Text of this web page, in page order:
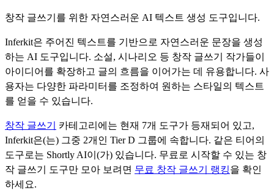
창작 글쓰기를 위한 자연스러운 AI 텍스트 생성 도구입니다.
Inferkit은 주어진 텍스트를 기반으로 자연스러운 문장을 생성
하는 AI 도구입니다. 소설, 시나리오 등 창작 글쓰기 작가들이
아이디어를 확장하고 글의 흐름을 이어가는 데 유용합니다. 사
용자는 다양한 파라미터를 조정하여 원하는 스타일의 텍스트
를 얻을 수 있습니다.
창작 글쓰기 카테고리에는 현재 7개 도구가 등재되어 있고,
Inferkit은(는) 그중 2개인 TierD 그룹에 속합니다. 같은 티어의
도구로는 Shortly AI이(가) 있습니다. 무료로 시작할 수 있는 창
작 글쓰기
도구만 모아 보려면 무료 창작 글쓰기 랭킹을 확인
하세요.